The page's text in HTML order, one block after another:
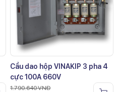
Cầu dao hộp VINAKIP 3 pha 4
cực 100A 660V
1.790.640VNĐ